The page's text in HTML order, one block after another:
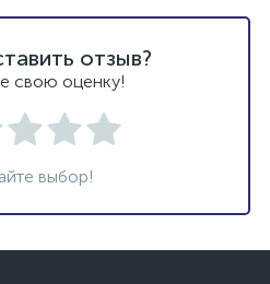
отзыв?
свою оценку!
выбор!